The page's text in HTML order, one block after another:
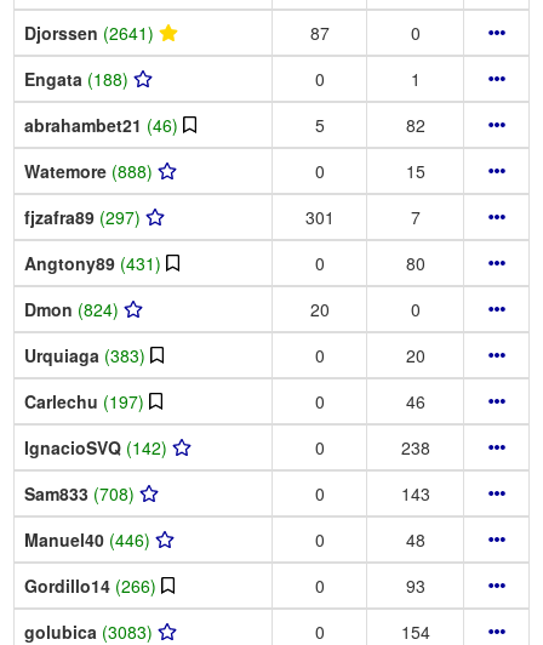
Djorssen (2641) 87
0
Engata (188) 0
1
abrahambet21 (46) 5
82
Watemore (888) 0
15
fjzafra89 (297) 301
7
Angtony89 (431) 0
80
Dmon (824) 20
0
Urquiaga (383) 0
20
Carlechu (197) 0
46
IgnacioSVQ (142) 0
238
Sam833 (708) 0
143
Manuel40 (446) 0
48
Gordillo14 (266) 0
93
golubica (3083) 0
154